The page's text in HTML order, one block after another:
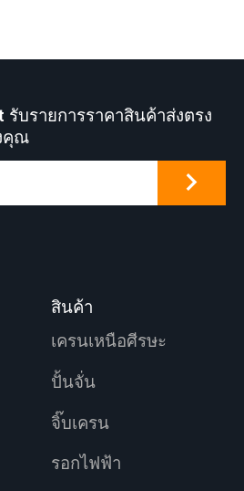
รับรายการราคาสินค้าส่งตรง
คุณ
สินค้า
เครนเหนือศีรษะ
ปั้นจั่น
จิ๊บเครน
รอกไฟฟ้า